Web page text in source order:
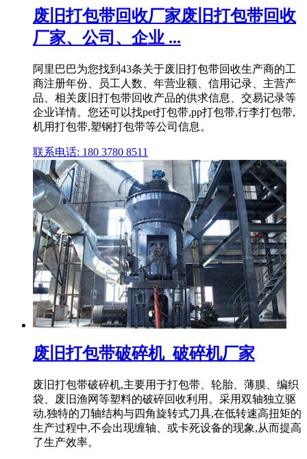
废旧打包带回收厂家废旧打包带回收
厂家、公司、企业 ...
阿里巴巴为您找到43条关于废旧打包带回收生产商的工
商注册年份、员工人数、年营业额、信用记录、主营产
品、相关废旧打包带回收产品的供求信息、交易记录等
企业详情。您还可以找pet打包带,pp打包带,行李打包带,
机用打包带,塑钢打包带等公司信息。
联系电话: 180 3780 8511
废旧打包带破碎机_破碎机厂家
废旧打包带破碎机,主要用于打包带、轮胎、薄膜、编织
袋、废旧渔网等塑料的破碎回收利用。采用双轴独立驱
动,独特的刀轴结构与四角旋转式刀具,在低转速高扭矩的
生产过程中,不会出现缠轴、或卡死设备的现象,从而提高
了生产效率。